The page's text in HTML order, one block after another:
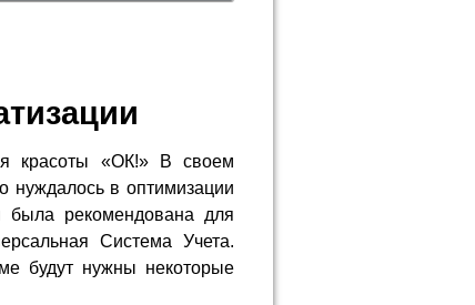
красоты «ОК!» В своем
нуждалось в оптимизации
была рекомендована для
Система Учета.
будут нужны некоторые